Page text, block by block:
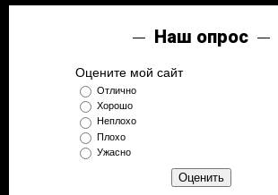
Наш опрос
Оцените мой сайт
Отлично
Хорошо
Неплохо
Плохо
Ужасно